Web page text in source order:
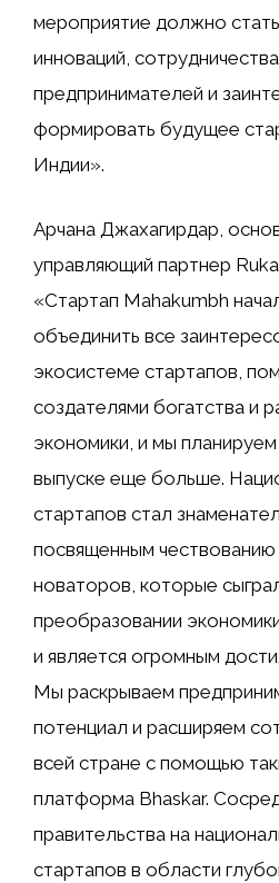
мероприятие должно
инноваций,
предпринимателей и
формировать будущее
Индии».
Арчана Джахагирдар,
управляющий партнер
«Стартап Mahakumbh
объединить все
экосистеме стартапов,
создателями богатства и
экономики, и мы
выпуске еще больше.
стартапов стал
посвященным
новаторов, которые
преобразовании
и является огромным
Мы раскрываем
потенциал и расширяем
всей стране с помощью
платформа Bhaskar.
правительства на
стартапов в области